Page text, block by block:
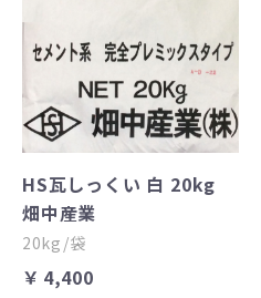
HS瓦しっくい 白 20kg
畑中産業
20kg/袋
￥4,400